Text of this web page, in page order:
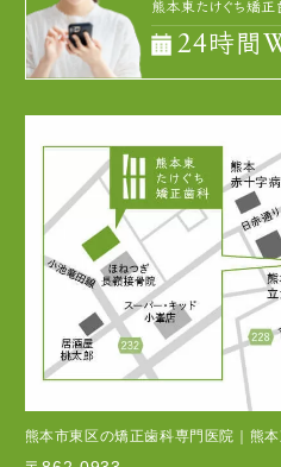
熊本東たけぐち矯正
24時間
熊本市東区の矯正歯科専門医院｜熊